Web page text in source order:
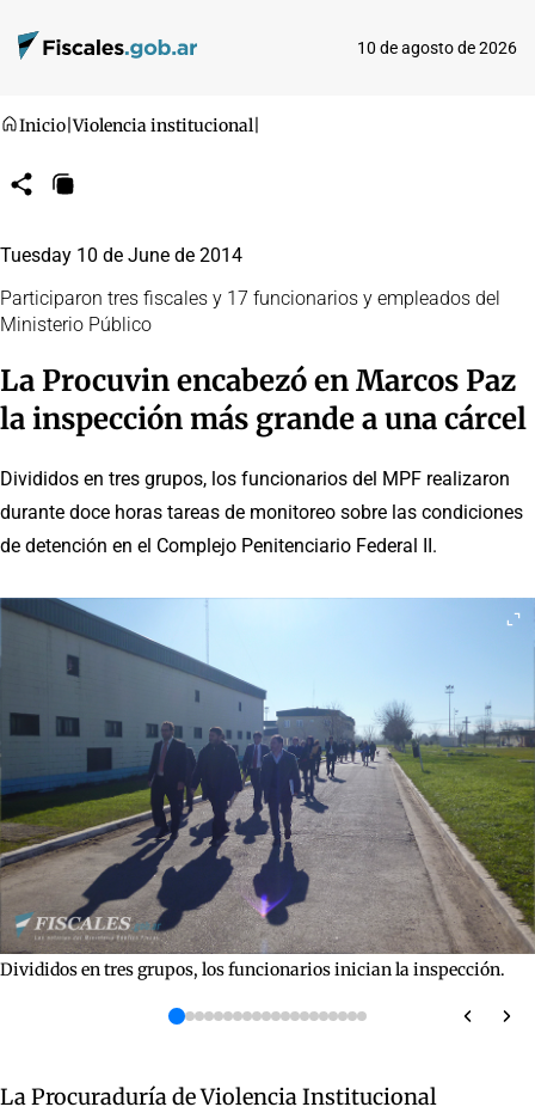
10 de agosto de 2026
Inicio |Violencia institucional
CompartirCopiar
Tuesday 10 de June de 2014
Participaron tres fiscales y 17 funcionarios y empleados del
Ministerio Público
La Procuvin encabezó en Marcos Paz
la inspección más grande a una cárcel
Divididos en tres grupos, los funcionarios del MPF realizaron
durante doce horas tareas de monitoreo sobre las condiciones
de detención en el Complejo Penitenciario Federal II.
Divididos en tres grupos, los funcionarios inician la inspección.
La Procuraduría de Violencia Institucional